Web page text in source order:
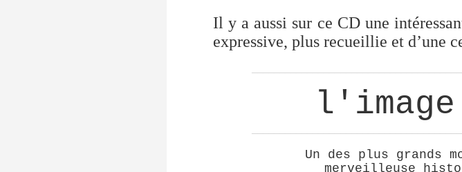
Il y a aussi sur ce CD une
expressive, plus recueillie et d’une
Un des plus grands
merveilleuse